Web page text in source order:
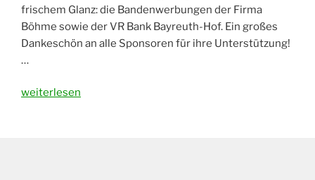
frischem Glanz: die Bandenwerbungen der Firma
Böhme sowie der VR Bank Bayreuth-Hof. Ein großes
Dankeschön an alle Sponsoren für ihre Unterstützung!
…
„Neue
weiterlesen